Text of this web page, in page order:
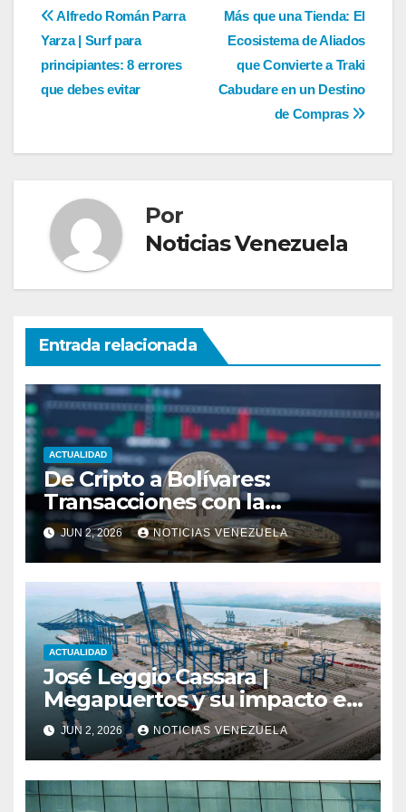
Navegación
de
entradas
Más que una Tienda: El
Ecosistema de Aliados
que Convierte a Traki
Cabudare en un Destino
de Compras
Alfredo Román Parra
Yarza | Surf para
principiantes: 8 errores
que debes evitar
Por
Noticias Venezuela
Entrada relacionada
ACTUALIDAD
De Cripto a Bolívares:
Transacciones con la
Tecnología de
Bancaamigable
JUN 2, 2026 NOTICIAS VENEZUELA
ACTUALIDAD
José Leggio Cassara |
Megapuertos y su impacto en
el turismo y el comercio
global
JUN 2, 2026 NOTICIAS VENEZUELA